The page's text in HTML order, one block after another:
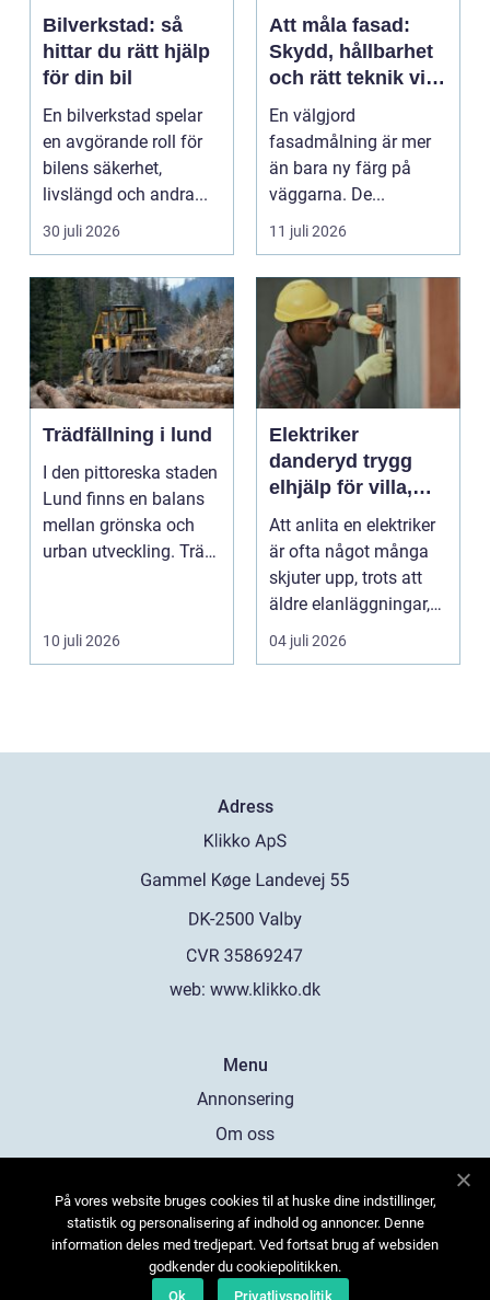
Bilverkstad: så
hittar du rätt hjälp
för din bil
En bilverkstad spelar
en avgörande roll för
bilens säkerhet,
livslängd och andra...
30 juli 2026
Att måla fasad:
Skydd, hållbarhet
och rätt teknik vid
fasadmålning
En välgjord
fasadmålning är mer
än bara ny färg på
väggarna. De...
11 juli 2026
Trädfällning i lund
I den pittoreska staden
Lund finns en balans
mellan grönska och
urban utveckling. Träd
10 juli 2026
Elektriker
danderyd trygg
elhjälp för villa,
lägenhet och
företag
Att anlita en elektriker
är ofta något många
skjuter upp, trots att
äldre elanläggningar,
provisoris...
04 juli 2026
Adress
web: www.klikko.dk
Menu
Annonsering
Om oss
Kontakta oss
Sitemap
På vores website bruges cookies til at huske dine indstillinger,
statistik og personalisering af indhold og annoncer. Denne
information deles med tredjepart. Ved fortsat brug af websiden
godkender du cookiepolitikken.
Ok
Privatlivspolitik